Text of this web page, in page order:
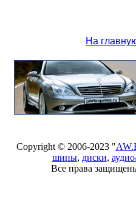
На
Copyright © 2006-2023 "
шины, диски,
Все права